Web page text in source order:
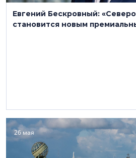
Евгений Бескровный:
становится новым
26 мая